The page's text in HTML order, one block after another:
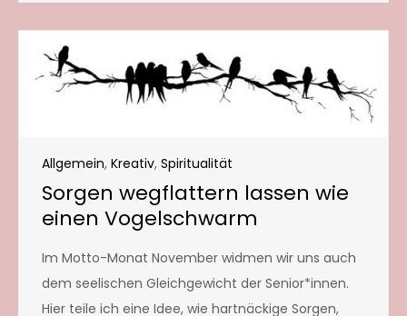
Allgemein, Kreativ, Spiritualität
Sorgen wegflattern lassen wie
einen Vogelschwarm
Im Motto-Monat November widmen wir uns auch
dem seelischen Gleichgewicht der Senior*innen.
Hier teile ich eine Idee, wie hartnäckige Sorgen,